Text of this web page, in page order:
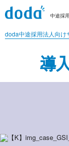
中途採
doda中途採用法人向け
導